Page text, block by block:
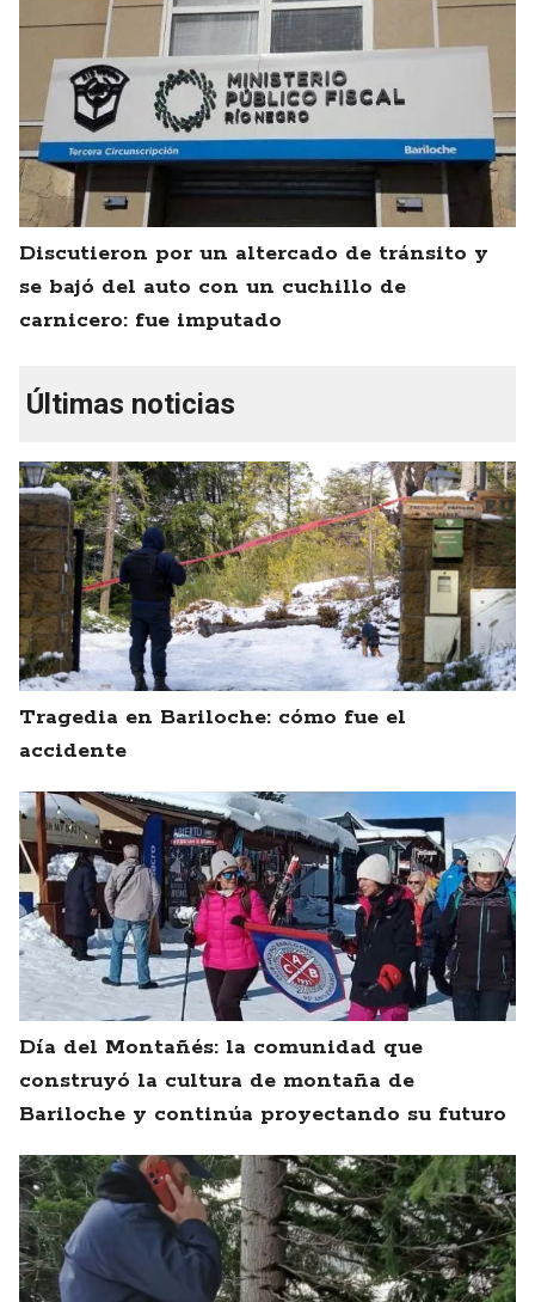
Discutieron por un altercado de tránsito y
se bajó del auto con un cuchillo de
carnicero: fue imputado
Últimas noticias
Tragedia en Bariloche: cómo fue el
accidente
Día del Montañés: la comunidad que
construyó la cultura de montaña de
Bariloche y continúa proyectando su futuro